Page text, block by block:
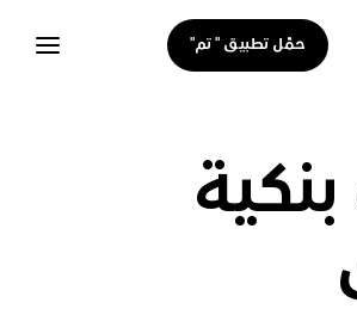
حمّل تطبيق " تم"